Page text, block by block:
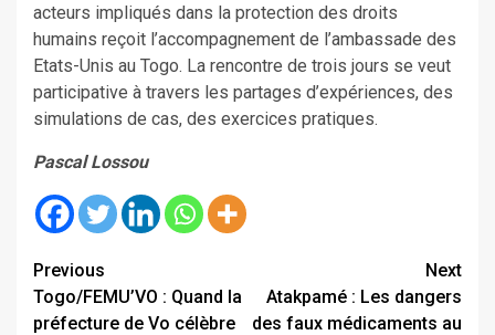
acteurs impliqués dans la protection des droits
humains reçoit l’accompagnement de l’ambassade des
Etats-Unis au Togo. La rencontre de trois jours se veut
participative à travers les partages d’expériences, des
simulations de cas, des exercices pratiques.
Pascal Lossou
Continue
Reading
Previous
Togo/FEMU’VO : Quand la
préfecture de Vo célèbre
Next
Atakpamé : Les dangers
des faux médicaments au